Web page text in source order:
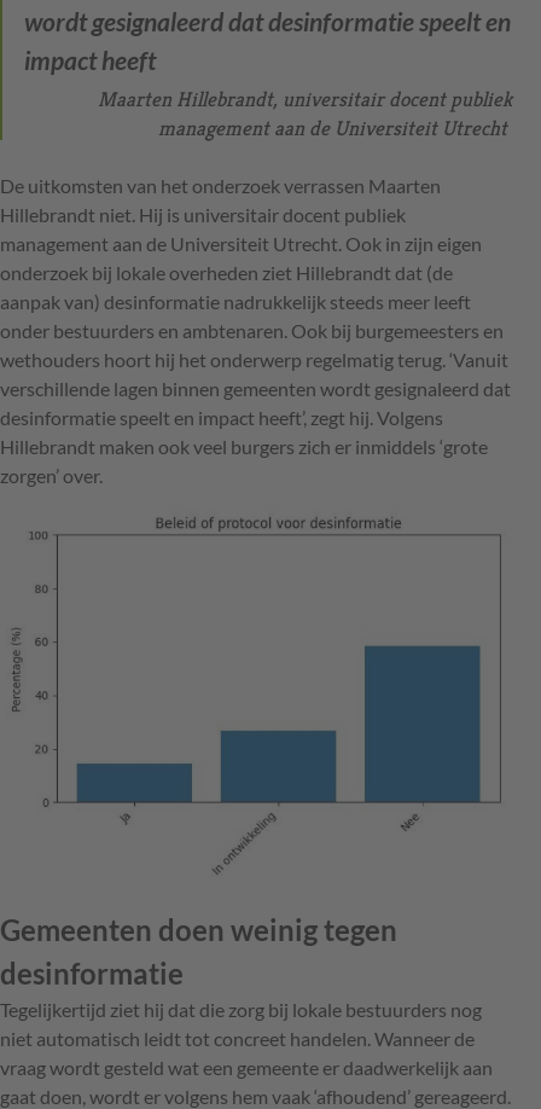
wordt gesignaleerd dat desinformatie speelt en
impact heeft
Maarten Hillebrandt, universitair docent publiek
management aan de Universiteit Utrecht
De uitkomsten van het onderzoek verrassen Maarten
Hillebrandt niet. Hij is universitair docent publiek
management aan de Universiteit Utrecht. Ook in zijn eigen
onderzoek bij lokale overheden ziet Hillebrandt dat (de
aanpak van) desinformatie nadrukkelijk steeds meer leeft
onder bestuurders en ambtenaren. Ook bij burgemeesters en
wethouders hoort hij het onderwerp regelmatig terug. ‘Vanuit
verschillende lagen binnen gemeenten wordt gesignaleerd dat
desinformatie speelt en impact heeft’, zegt hij. Volgens
Hillebrandt maken ook veel burgers zich er inmiddels ‘grote
zorgen’ over.
Gemeenten doen weinig tegen
desinformatie
Tegelijkertijd ziet hij dat die zorg bij ­lokale bestuurders nog
niet automatisch leidt tot concreet handelen. Wanneer de
vraag wordt gesteld wat een gemeente er daadwerkelijk aan
gaat doen, wordt er volgens hem vaak ‘afhoudend’ gereageerd.